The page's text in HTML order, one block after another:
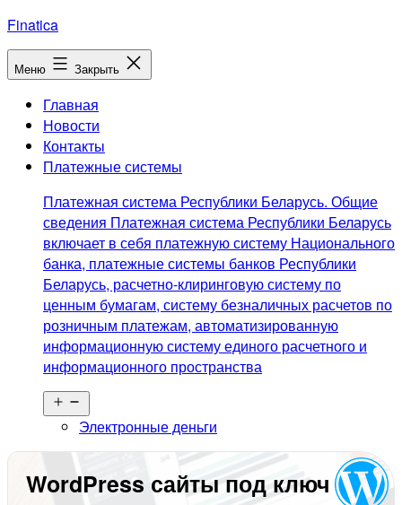
Перейти
к
содержимому
Finatica
Меню Закрыть
Главная
Новости
Контакты
Платежные системы
Платежная система Республики Беларусь. Общие
сведения Платежная система Республики Беларусь
включает в себя платежную систему Национального
банка, платежные системы банков Республики
Беларусь, расчетно-клиринговую систему по
ценным бумагам, систему безналичных расчетов по
розничным платежам, автоматизированную
информационную систему единого расчетного и
информационного пространства
меню
Электронные деньги
WordPress сайты под ключ